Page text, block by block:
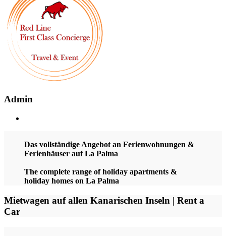
Admin
Das vollständige Angebot an Ferienwohnungen &
Ferienhäuser auf La Palma
The complete range of holiday apartments &
holiday homes on La Palma
Mietwagen auf allen Kanarischen Inseln | Rent a
Car